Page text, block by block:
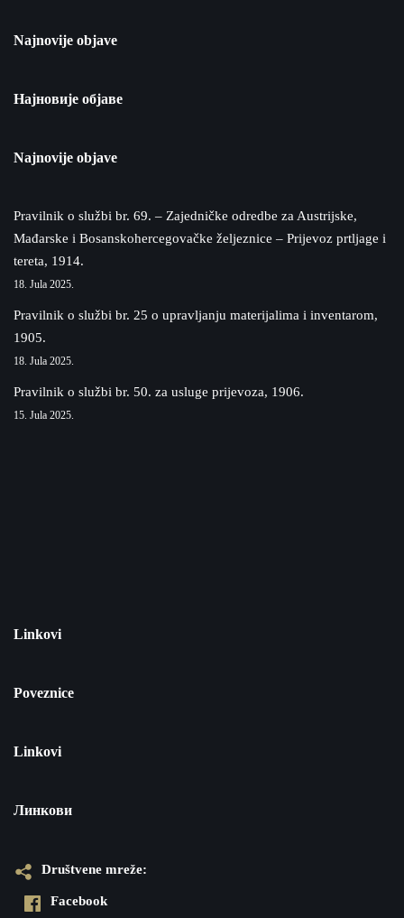
Najnovije objave
Најновије објаве
Najnovije objave
Pravilnik o službi br. 69. – Zajedničke odredbe za Austrijske,
Mađarske i Bosanskohercegovačke željeznice – Prijevoz prtljage i
tereta, 1914.
18. Jula 2025.
Pravilnik o službi br. 25 o upravljanju materijalima i inventarom,
1905.
18. Jula 2025.
Pravilnik o službi br. 50. za usluge prijevoza, 1906.
15. Jula 2025.
Linkovi
Poveznice
Linkovi
Линкови
Društvene mreže:
Facebook